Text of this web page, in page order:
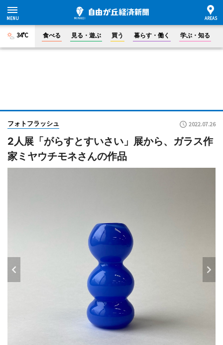
34°C 食べる 見る・遊ぶ 買う 暮らす・働く 学ぶ・知る
フォトフラッシュ 2022.07.26
2人展「がらすとすいさい」展から、ガラス作
家ミヤウチモネさんの作品